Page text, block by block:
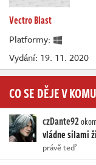
Vectro Blast
Platformy:
Vydání: 19. 11. 2020
CO SE DĚJE V
czDante92
vládne silami
právě teď